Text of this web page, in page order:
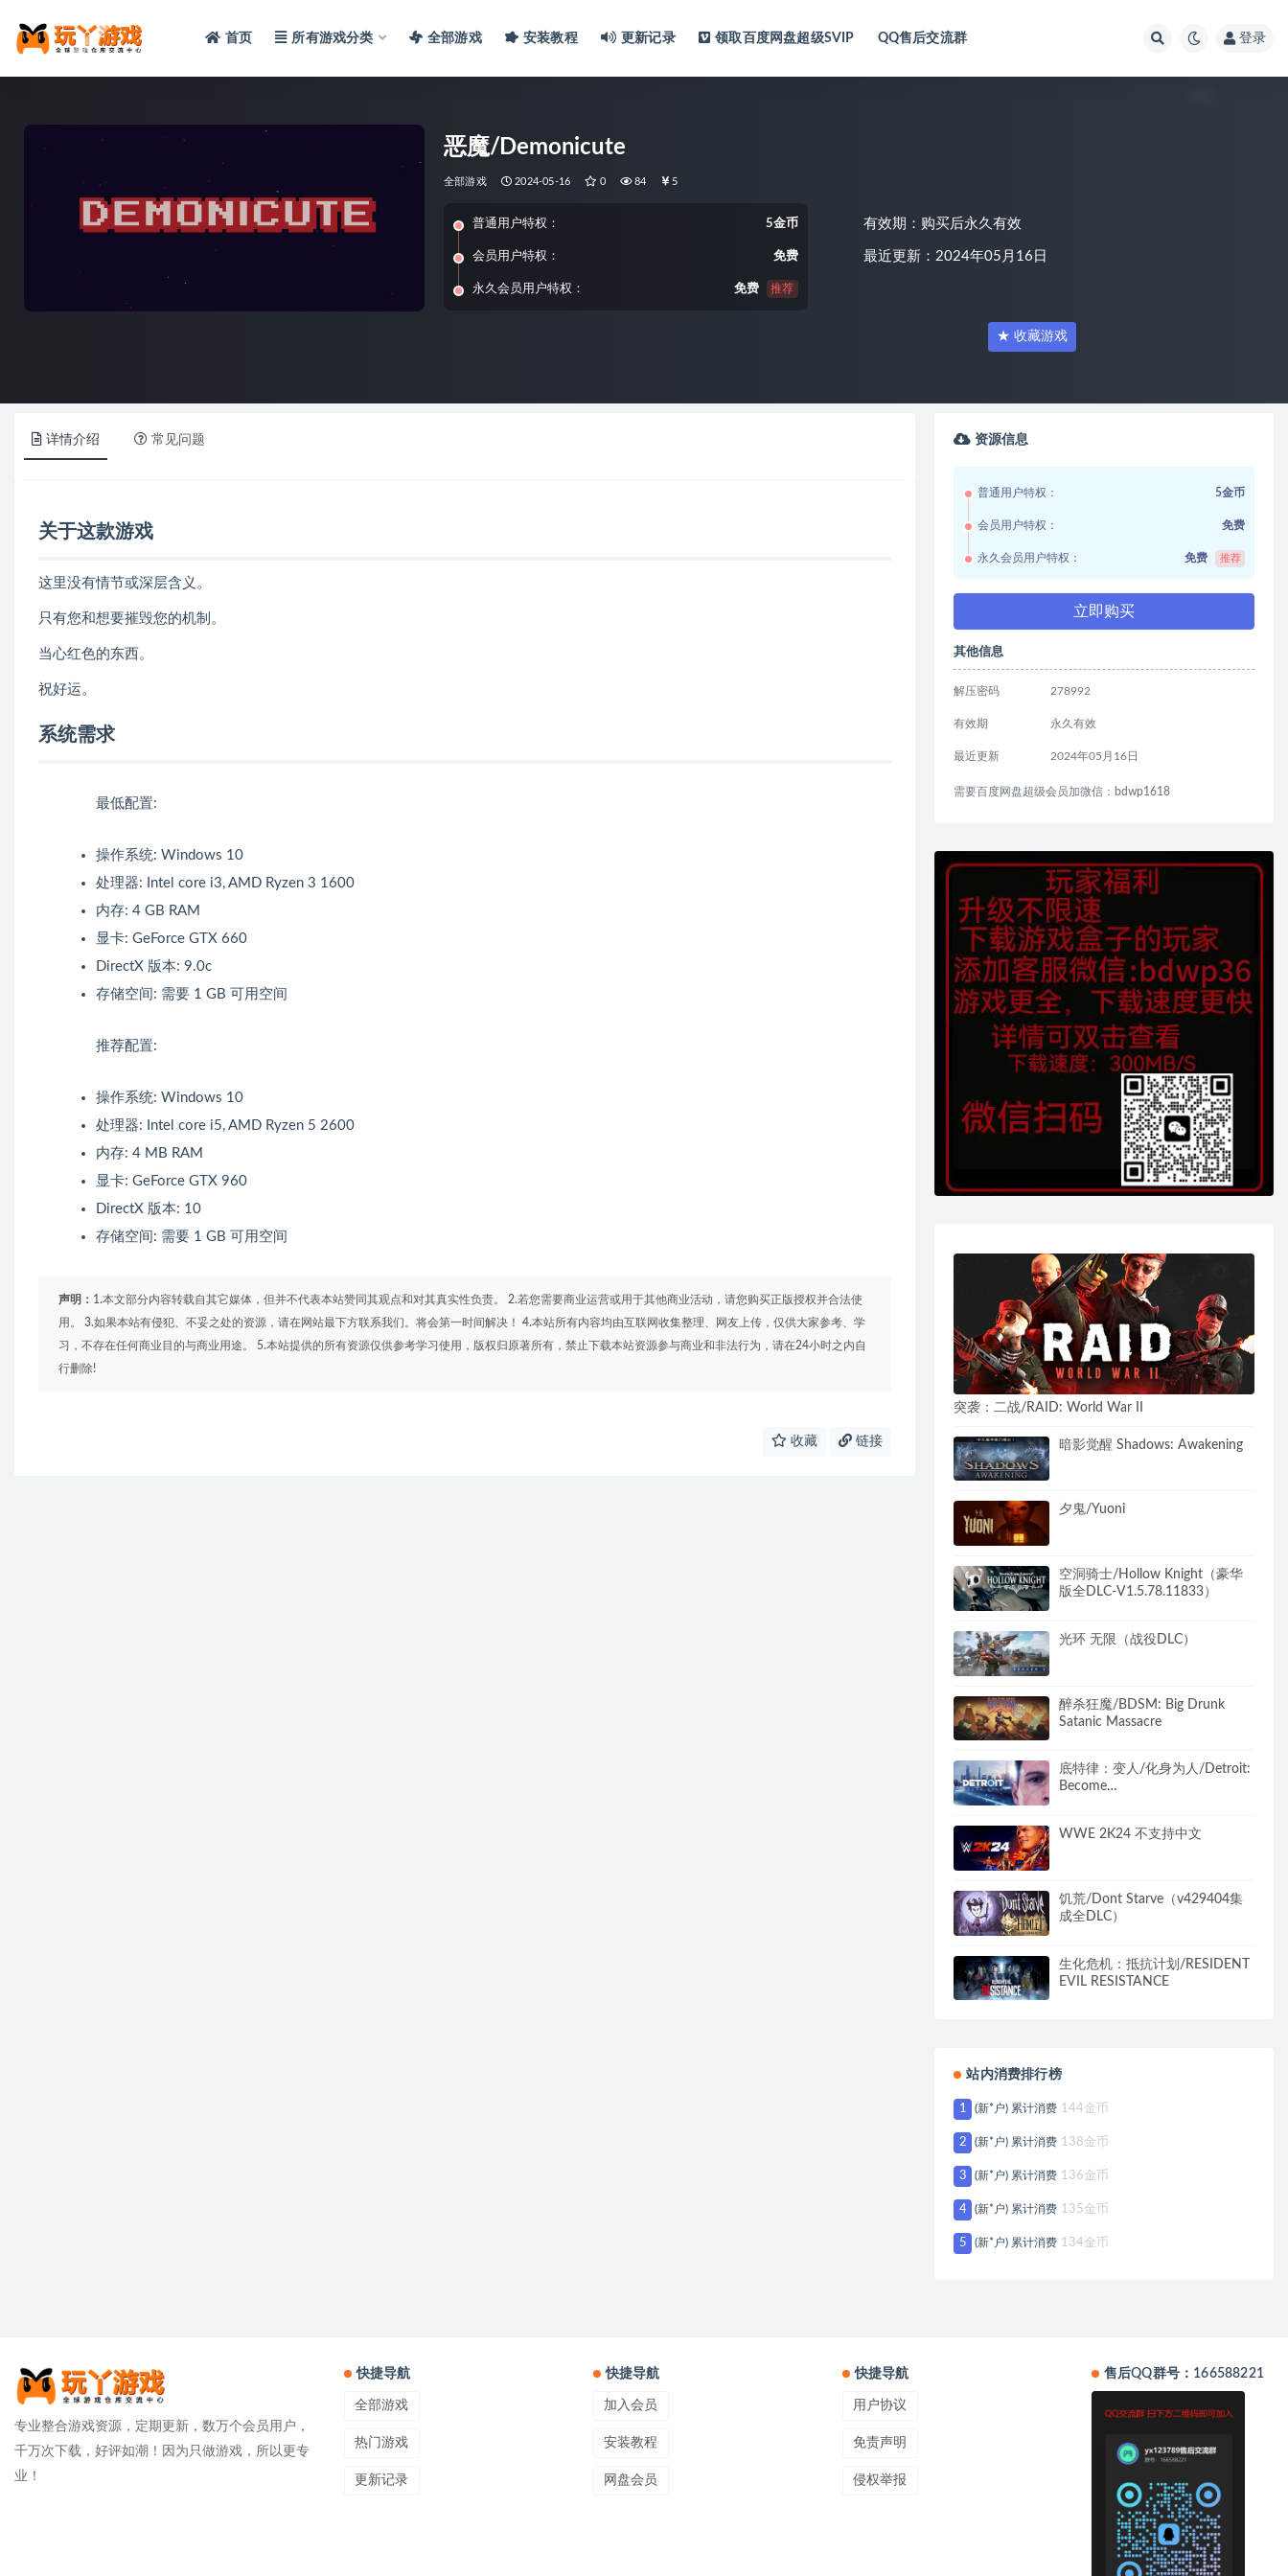
首页 所有游戏分类 全部游戏 安装教程 更新记录 领取百度网盘超级SVIP QQ售后交流群 登录
恶魔/Demonicute
全部游戏 2024-05-16 0 84 5
普通用户特权： 5金币
会员用户特权： 免费
永久会员用户特权： 免费 推荐
有效期：购买后永久有效
最近更新：2024年05月16日
★ 收藏游戏
详情介绍 常见问题
关于这款游戏
这里没有情节或深层含义。
只有您和想要摧毁您的机制。
当心红色的东西。
祝好运。
系统需求
最低配置:
操作系统: Windows 10
处理器: Intel core i3, AMD Ryzen 3 1600
内存: 4 GB RAM
显卡: GeForce GTX 660
DirectX 版本: 9.0c
存储空间: 需要 1 GB 可用空间
推荐配置:
操作系统: Windows 10
处理器: Intel core i5, AMD Ryzen 5 2600
内存: 4 MB RAM
显卡: GeForce GTX 960
DirectX 版本: 10
存储空间: 需要 1 GB 可用空间
声明： 1.本文部分内容转载自其它媒体，但并不代表本站赞同其观点和对其真实性负责。 2.若您需要商业运营或用于其他商业活动，请您购买正版授权并合法使
用。 3.如果本站有侵犯、不妥之处的资源，请在网站最下方联系我们。将会第一时间解决！ 4.本站所有内容均由互联网收集整理、网友上传，仅供大家参考、学
习，不存在任何商业目的与商业用途。 5.本站提供的所有资源仅供参考学习使用，版权归原著所有，禁止下载本站资源参与商业和非法行为，请在24小时之内自
行删除!
收藏 链接
资源信息
普通用户特权： 5金币
会员用户特权： 免费
永久会员用户特权： 免费 推荐
立即购买
其他信息
解压密码 278992
有效期 永久有效
最近更新 2024年05月16日
需要百度网盘超级会员加微信：bdwp1618
突袭：二战/RAID: World War II
暗影觉醒 Shadows: Awakening
夕鬼/Yuoni
空洞骑士/Hollow Knight（豪华
版全DLC-V1.5.78.11833）
光环 无限（战役DLC）
醉杀狂魔/BDSM: Big Drunk
Satanic Massacre
底特律：变人/化身为人/Detroit:
Become
WWE 2K24 不支持中文
饥荒/Dont Starve（v429404集
成全DLC）
生化危机：抵抗计划/RESIDENT
EVIL RESISTANCE
站内消费排行榜
1 (新*户) 累计消费 144金币
2 (新*户) 累计消费 138金币
3 (新*户) 累计消费 136金币
4 (新*户) 累计消费 135金币
5 (新*户) 累计消费 134金币
专业整合游戏资源，定期更新，数万个会员用户，
千万次下载，好评如潮！因为只做游戏，所以更专
业！
快捷导航
全部游戏
热门游戏
更新记录
快捷导航
加入会员
安装教程
网盘会员
快捷导航
用户协议
免责声明
侵权举报
售后QQ群号：166588221